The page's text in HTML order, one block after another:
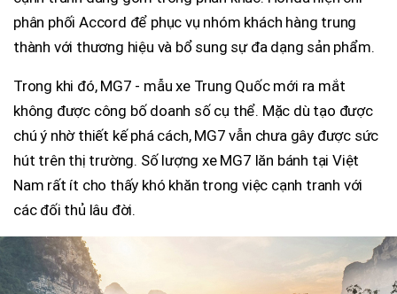
phân phối Accord để phục vụ nhóm khách hàng trung
thành với thương hiệu và bổ sung sự đa dạng sản phẩm.
Trong khi đó, MG7 - mẫu xe Trung Quốc mới ra mắt
không được công bố doanh số cụ thể. Mặc dù tạo được
chú ý nhờ thiết kế phá cách, MG7 vẫn chưa gây được sức
hút trên thị trường. Số lượng xe MG7 lăn bánh tại Việt
Nam rất ít cho thấy khó khăn trong việc cạnh tranh với
các đối thủ lâu đời.